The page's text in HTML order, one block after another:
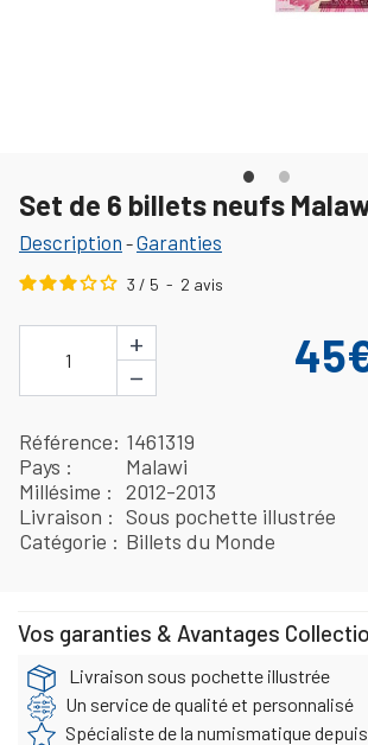
Set de 6 billets neufs
Description -Garanties
3 / 5 - 2 avis
1
+
−
Référence 1461319
Pays
Malawi
Millésime
2012-2013
Livraison
Sous pochette illustrée
Catégorie
Billets du Monde
Vos garanties & Avantages
Livraison sous pochette illustrée
Un service de qualité et personnalisé
Spécialiste de la numismatique